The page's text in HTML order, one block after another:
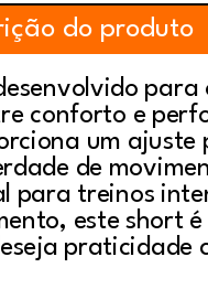
do produto
para
conforto e
um ajuste
de
para treinos
este short é
praticidade